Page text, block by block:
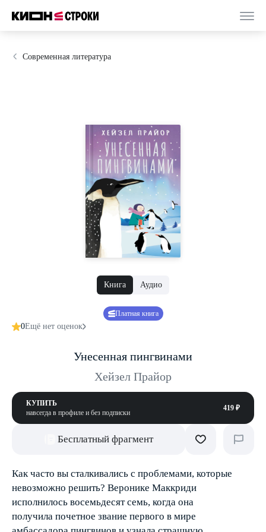
Современная литература
Книга Аудио
Платная книга
0Ещё нет оценок
Унесенная пингвинами
Хейзел Прайор
КУПИТЬ
навсегда в профиле и без подписки
419 ₽
Бесплатный фрагмент
Как часто вы сталкивались с проблемами, которые
невозможно решить? Веронике Маккриди
исполнилось восемьдесят семь, когда она
получила почетное звание первого в мире